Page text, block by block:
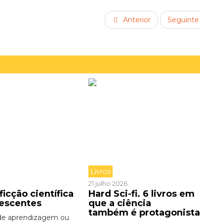
Anterior Seguinte
científica
aprendizagem ou
Livros
21 julho 2026
Hard Sci-fi. 6 livros em
que a ciência
também é protagonista